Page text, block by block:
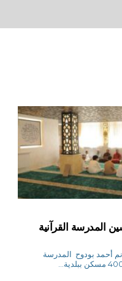
المدرسة القرآنية
أحمد بودوح المدرسة